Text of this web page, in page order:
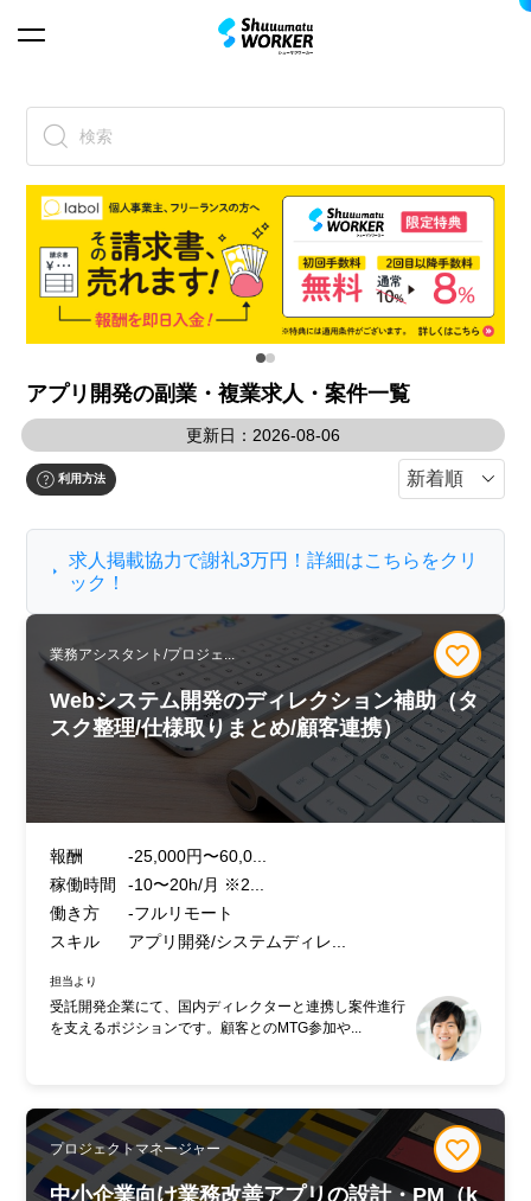
検索
アプリ開発の副業・複業求人・案件一覧
更新日：2026-08-06
利用方法
求人掲載協力で謝礼3万円！詳細はこちらをクリ
ック！
業務アシスタント/プロジェ...
Webシステム開発のディレクション補助（タ
スク整理/仕様取りまとめ/顧客連携）
報酬
-25,000円〜60,0...
稼働時間
-10〜20h/月 ※2...
働き方
-フルリモート
スキル
アプリ開発/システムディレ...
担当より
受託開発企業にて、国内ディレクターと連携し案件進行
を支えるポジションです。顧客とのMTG参加や...
プロジェクトマネージャー
中小企業向け業務改善アプリの設計・PM（k